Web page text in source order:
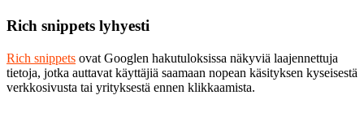
Rich snippets lyhyesti
Rich snippets ovat Googlen hakutuloksissa näkyviä laajennettuja
tietoja, jotka auttavat käyttäjiä saamaan nopean käsityksen kyseisestä
verkkosivusta tai yrityksestä ennen klikkaamista.